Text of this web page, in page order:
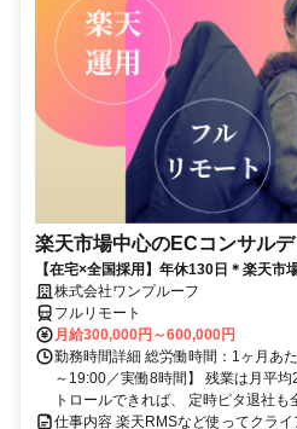
楽天市場中心のECコンサル
【在宅×全国採用】年休130日＊楽天市
株式会社ワンプルーフ
フルリモート
月給300,000円～600,000円
勤務時間詳細 総労働時間：1ヶ月あ
～19:00／実働8時間】 残業は月平
トロールできれば、 定時ピタ退社も
仕事内容 楽天RMSなど使ってクラ